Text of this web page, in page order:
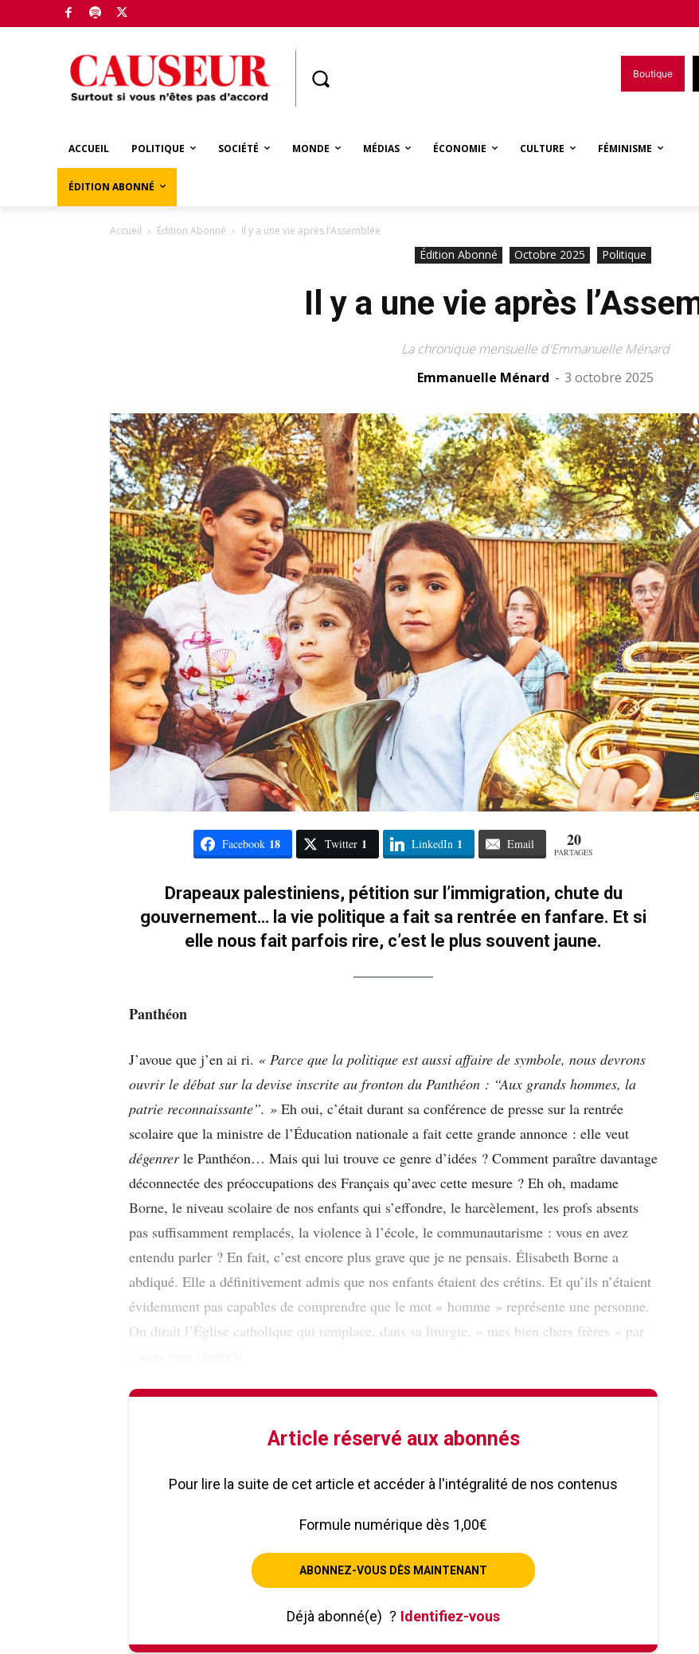
Boutique
ACCUEIL POLITIQUE SOCIÉTÉ MONDE MÉDIAS ÉCONOMIE CULTURE FÉMINISME
ÉDITION ABONNÉ
Accueil Édition Abonné Il y a une vie après l’Assemblée
Édition Abonné Octobre 2025 Politique
Il y a une vie après
La chronique mensuelle d'Emmanuelle Ménard
Emmanuelle Ménard - 3 octobre 2025
Facebook 18 Twitter 1 LinkedIn 1 Email 20
PARTAGES
Drapeaux palestiniens, pétition sur l’immigration, chute du
gouvernement… la vie politique a fait sa rentrée en fanfare. Et si
elle nous fait parfois rire, c’est le plus souvent jaune.
Panthéon
J’avoue que j’en ai ri. « Parce que la politique est aussi affaire de symbole, nous devrons
ouvrir le débat sur la devise inscrite au fronton du Panthéon : “Aux grands hommes, la
patrie reconnaissante”. » Eh oui, c’était durant sa conférence de presse sur la rentrée
scolaire que la ministre de l’Éducation nationale a fait cette grande annonce : elle veut
dégenrerle Panthéon… Mais qui lui trouve ce genre d’idées ? Comment paraître davantage
déconnectée des préoccupations des Français qu’avec cette mesure ? Eh oh, madame
Borne, le niveau scolaire de nos enfants qui s’effondre, le harcèlement, les profs absents
pas suffisamment remplacés, la violence à l’école, le communautarisme : vous en avez
entendu parler ? En fait, c’est encore plus grave que je ne pensais. Élisabeth Borne a
abdiqué. Elle a définitivement admis que nos enfants étaient des crétins. Et qu’ils n’étaient
évidemment pas capables de comprendre que le mot « homme » représente une personne.
On dirait l’Église catholique qui remplace, dans sa liturgie, « mes bien chers frères » par
Article réservé aux abonnés
Pour lire la suite de cet article et accéder à l'intégralité de nos contenus
Formule numérique dès 1,00€
ABONNEZ-VOUS DÈS MAINTENANT
Déjà abonné(e) ? Identifiez-vous